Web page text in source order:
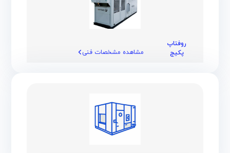
روفتاپ
پکیج
مشاهده مشخصات فنی